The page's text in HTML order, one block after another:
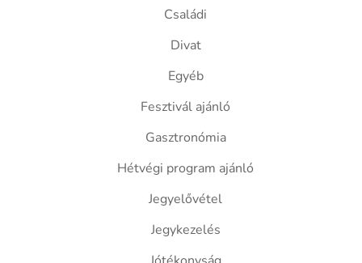
Családi
Divat
Egyéb
Fesztivál ajánló
Gasztronómia
Hétvégi program ajánló
Jegyelővétel
Jegykezelés